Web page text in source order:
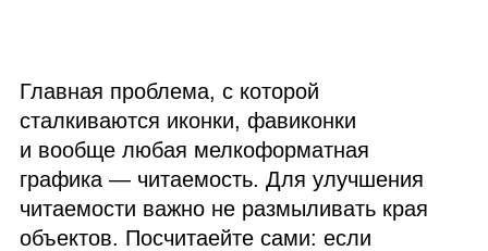
Главная проблема, с которой
сталкиваются иконки, фавиконки
и вообще любая мелкоформатная
графика — читаемость. Для улучшения
читаемости важно не размыливать края
объектов. Посчитаейте сами: если